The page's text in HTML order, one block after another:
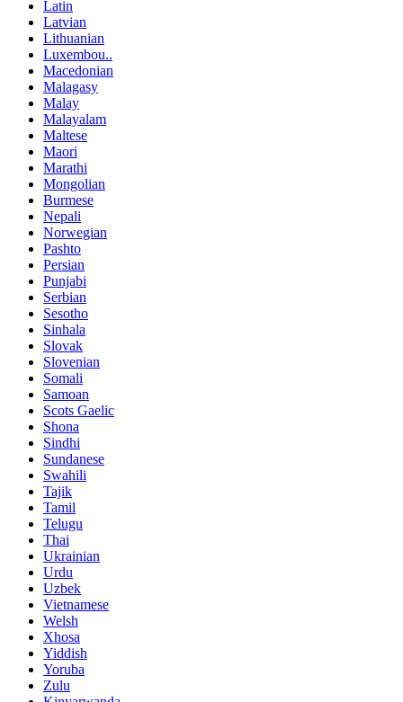
Latin
Latvian
Lithuanian
Luxembou..
Macedonian
Malagasy
Malay
Malayalam
Maltese
Maori
Marathi
Mongolian
Burmese
Nepali
Norwegian
Pashto
Persian
Punjabi
Serbian
Sesotho
Sinhala
Slovak
Slovenian
Somali
Samoan
Scots Gaelic
Shona
Sindhi
Sundanese
Swahili
Tajik
Tamil
Telugu
Thai
Ukrainian
Urdu
Uzbek
Vietnamese
Welsh
Xhosa
Yiddish
Yoruba
Zulu